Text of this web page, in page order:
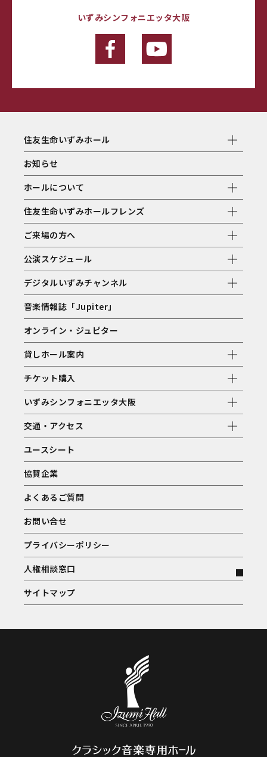
いずみシンフォニエッタ大阪
住友生命いずみホール
お知らせ
ホールについて
住友生命いずみホールフレンズ
ご来場の方へ
公演スケジュール
デジタルいずみチャンネル
音楽情報誌「Jupiter」
オンライン・ジュピター
貸しホール案内
チケット購入
いずみシンフォニエッタ大阪
交通・アクセス
ユースシート
協賛企業
よくあるご質問
お問い合せ
プライバシーポリシー
人権相談窓口
サイトマップ